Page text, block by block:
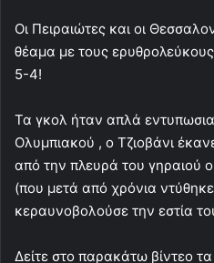
Οι Πειραιώτες και οι
θέαμα με τους
5-4!
Τα γκολ ήταν απλά
Ολυμπιακού , ο Τζιοβάνι
από την πλευρά του γηραιού
(που μετά από χρόνια
κεραυνοβολούσε την εστία
Δείτε στο παρακάτω βίντεο